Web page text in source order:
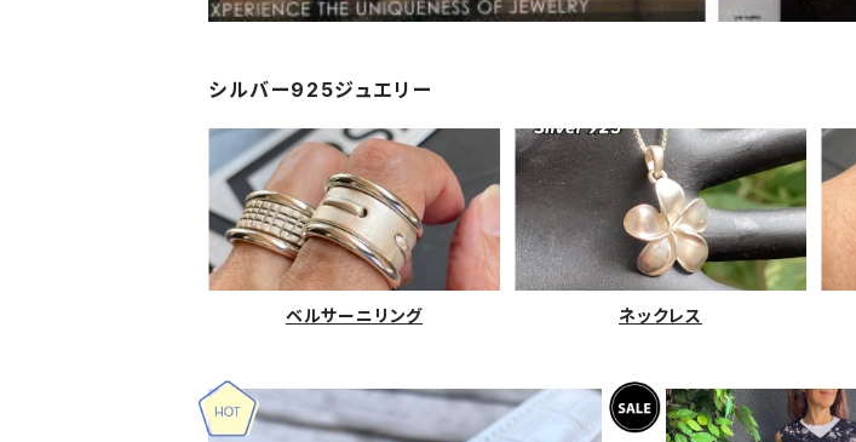
シルバー925ジュエリー
ベルサーニリング ネックレス